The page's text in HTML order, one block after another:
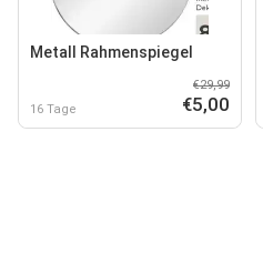
Metall Rahmenspiegel
16 Tage
€29,99
€5,00